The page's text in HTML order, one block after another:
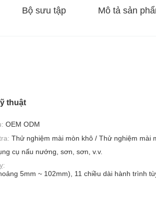
Bộ sưu tập Mô tả sản
thuật
OEM ODM
Thử nghiệm mài mòn khô / Thử nghiệm mài
cụ nấu nướng, sơn, sơn, v.v.
5mm ~ 102mm), 11 chiều dài hành trình